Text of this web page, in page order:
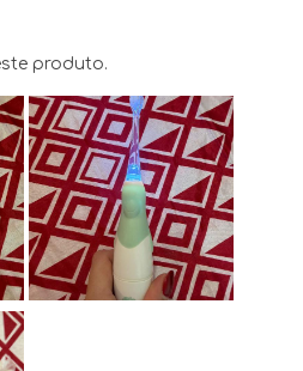
produto.